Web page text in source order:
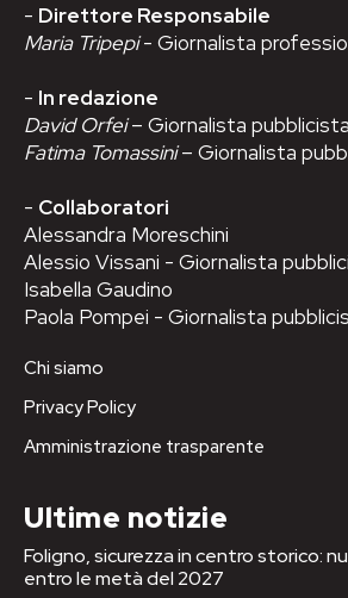
- Direttore Responsabile
Maria Tripepi- Giornalista
- In redazione
David Orfei– Giornalista pubblicista
Fatima Tomassini– Giornalista
- Collaboratori
Alessandra Moreschini
Alessio Vissani - Giornalista
Isabella Gaudino
Paola Pompei - Giornalista
Chi siamo
Privacy Policy
Amministrazione trasparente
Ultime notizie
Foligno, sicurezza in centro storico:
entro le metà del 2027